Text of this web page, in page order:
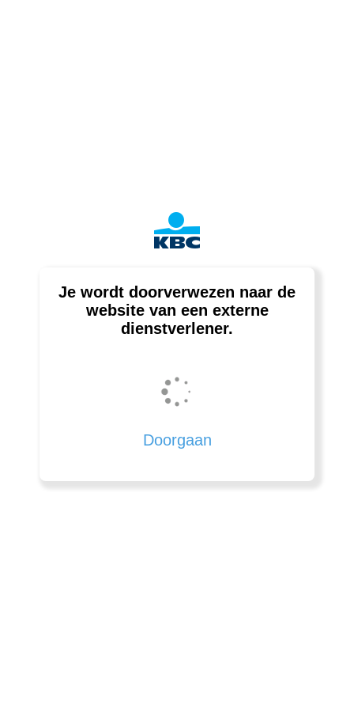
Je wordt doorverwezen naar de
website van een externe
dienstverlener.
Doorgaan